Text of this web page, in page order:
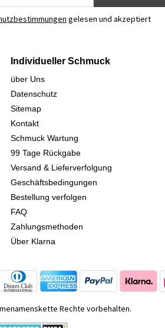
gelesen und akzeptiert
Individueller Schmuck
über Uns
Datenschutz
Sitemap
Kontakt
Schmuck Wartung
99 Tage Rückgabe
Versand & Lieferverfolgung
Geschäftsbedingungen
Bestellung verfolgen
FAQ
Zahlungsmethoden
Über Klarna
Rechte vorbehalten.